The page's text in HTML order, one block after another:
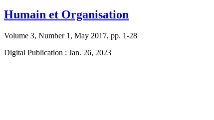
Humain et Organisation
Volume 3, Number 1, May 2017, pp. 1-28
Digital Publication : Jan. 26, 2023